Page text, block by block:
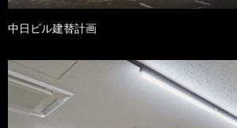
中日ビル建替計画